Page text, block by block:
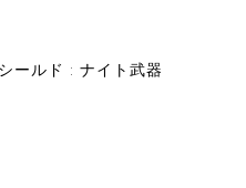
ールド : ナイト武器